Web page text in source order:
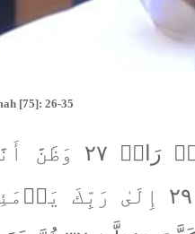
[75]: 26-35
كَلَّآ إِذَا بَلَغَتِ ٱلتَّرَاقِيَ ٢٦ وَقِيلَ مَنۡۜ رَاقٖ
ٱلۡفِرَاقُ ٢٨ وَٱلۡتَفَّتِ ٱلسَّاقُ بِٱلسَّاقِ ٢٩ إِلَىٰ رَبِّكَ